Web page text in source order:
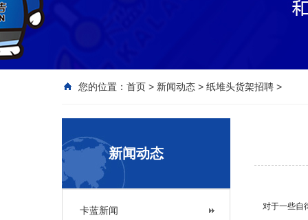
您的位置： 首页 > 新闻动态 > 纸堆头货架招聘 >
新闻动态
卡蓝新闻
对于一些自